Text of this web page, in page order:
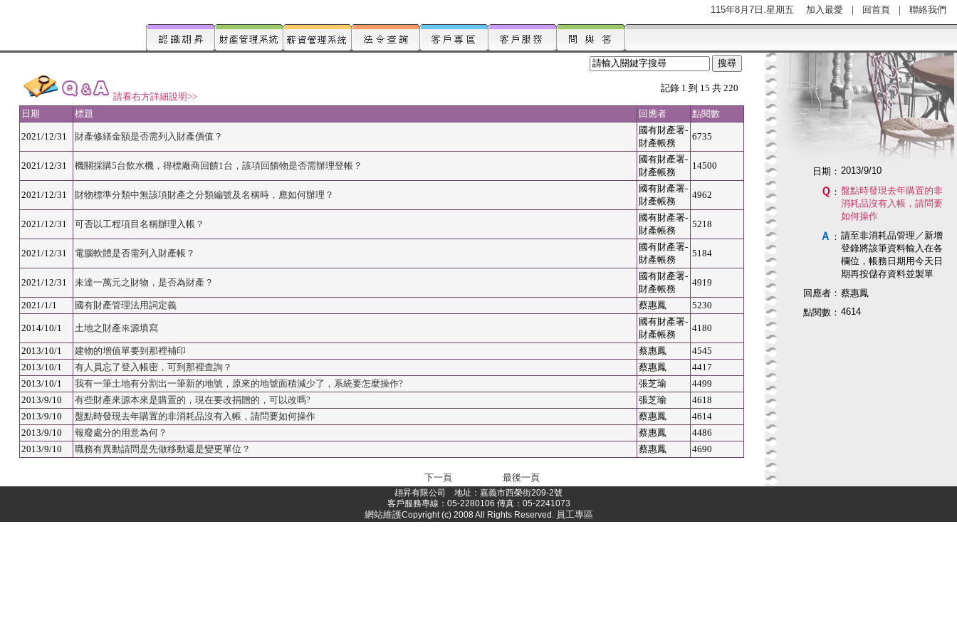
115年8月7日.星期五 加入最愛 ｜ 回首頁 ｜ 聯絡我們
請看右方詳細說明>>
記錄 1 到 15 共 220
日期 標題 回應者 點閱數
2021/12/31 財產修繕金額是否需列入財產價值？
國有財產署-
財產帳務
6735
2021/12/31 機關採購5台飲水機，得標廠商回饋1台，該項回饋物是否需辦理登帳？
國有財產署-
財產帳務
14500
2021/12/31 財物標準分類中無該項財產之分類編號及名稱時，應如何辦理？
國有財產署-
財產帳務
4962
2021/12/31 可否以工程項目名稱辦理入帳？
國有財產署-
財產帳務
5218
2021/12/31 電腦軟體是否需列入財產帳？
國有財產署-
財產帳務
5184
2021/12/31 未達一萬元之財物，是否為財產？
國有財產署-
財產帳務
4919
2021/1/1 國有財產管理法用詞定義 蔡惠鳳 5230
2014/10/1 土地之財產來源填寫
國有財產署-
財產帳務
4180
2013/10/1 建物的增值單要到那裡補印 蔡惠鳳
4545
2013/10/1
有人員忘了登入帳密，可到那裡查詢？ 蔡惠鳳
4417
2013/10/1
我有一筆土地有分割出一筆新的地號，原來的地號面積減少了，系統要怎麼操作? 張芝瑜
4499
2013/9/10
有些財產來源本來是購置的，現在要改捐贈的，可以改嗎? 張芝瑜
4618
2013/9/10
盤點時發現去年購置的非消耗品沒有入帳，請問要如何操作 蔡惠鳳
4614
2013/9/10
報廢處分的用意為何？ 蔡惠鳳
4486
2013/9/10
職務有異動請問是先做移動還是變更單位？ 蔡惠鳳 4690
下一頁 最後一頁
日期： 2013/9/10
Ｑ ： 盤點時發現去年購置的非
消耗品沒有入帳，請問要
如何操作
Ａ ： 請至非消耗品管理／新增
登錄將該筆資料輸入在各
欄位，帳務日期用今天日
期再按儲存資料並製單
回應者： 蔡惠鳳
點閱數： 4614
翃昇有限公司 地址：嘉義市西榮街209-2號
客戶服務專線：05-2280106 傳真：05-2241073
網站維護Copyright (c) 2008 All Rights Reserved. 員工專區